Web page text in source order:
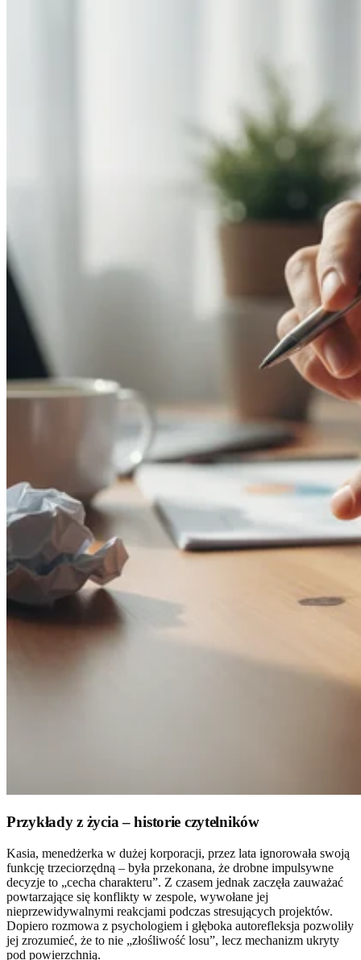
Przykłady z życia – historie czytelników
Kasia, menedżerka w dużej korporacji, przez lata ignorowała swoją
funkcję trzeciorzędną – była przekonana, że drobne impulsywne
decyzje to „cecha charakteru”. Z czasem jednak zaczęła zauważać
powtarzające się konflikty w zespole, wywołane jej
nieprzewidywalnymi reakcjami podczas stresujących projektów.
Dopiero rozmowa z psychologiem i głęboka autorefleksja pozwoliły
jej zrozumieć, że to nie „złośliwość losu”, lecz mechanizm ukryty
pod powierzchnią.